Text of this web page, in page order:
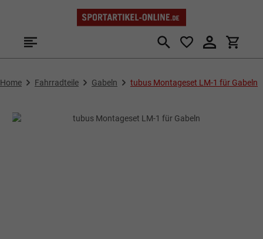
Zum Hauptinhalt springen
Home Fahrradteile Gabeln tubus Montageset LM-1 für Gabeln